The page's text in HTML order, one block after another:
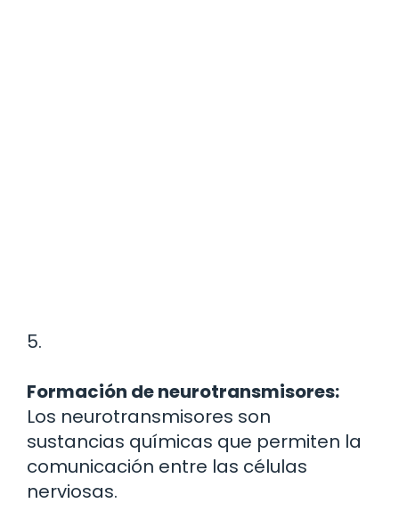
5.
Formación de neurotransmisores:
Los neurotransmisores son
sustancias químicas que permiten la
comunicación entre las células
nerviosas.